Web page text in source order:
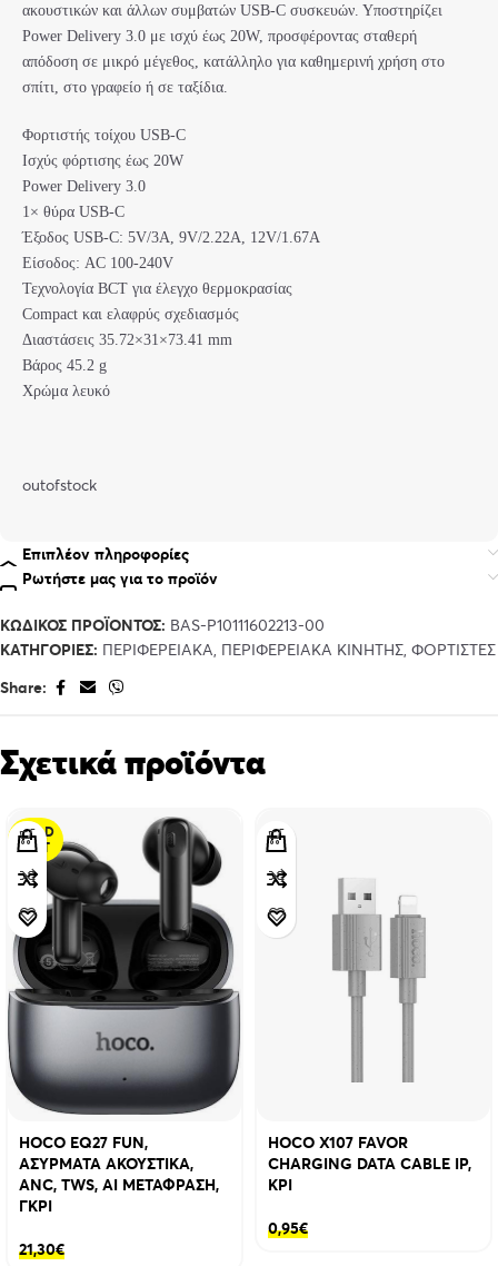
ακουστικών και άλλων συμβατών USB-C συσκευών. Υποστηρίζει
Power Delivery 3.0 με ισχύ έως 20W, προσφέροντας σταθερή
απόδοση σε μικρό μέγεθος, κατάλληλο για καθημερινή χρήση στο
σπίτι, στο γραφείο ή σε ταξίδια.
Φορτιστής τοίχου USB-C
Ισχύς φόρτισης έως 20W
Power Delivery 3.0
1× θύρα USB-C
Έξοδος USB-C: 5V/3A, 9V/2.22A, 12V/1.67A
Είσοδος: AC 100-240V
Τεχνολογία BCT για έλεγχο θερμοκρασίας
Compact και ελαφρύς σχεδιασμός
Διαστάσεις 35.72×31×73.41 mm
Βάρος 45.2 g
Χρώμα λευκό
outofstock
Επιπλέον πληροφορίες
Ρωτήστε μας για το προϊόν
ΚΩΔΙΚΌΣ ΠΡΟΪΌΝΤΟΣ: BAS-P10111602213-00
ΚΑΤΗΓΟΡΊΕΣ: ΠΕΡΙΦΕΡΕΙΑΚΑ, ΠΕΡΙΦΕΡΕΙΑΚΑ ΚΙΝΗΤΗΣ, ΦΟΡΤΙΣΤΕΣ
Share:
Σχετικά προϊόντα
SOLD
OUT
HOCO EQ27 FUN,
ΑΣΥΡΜΑΤΑ ΑΚΟΥΣΤΙΚΑ,
ANC, TWS, AI ΜΕΤΑΦΡΑΣΗ,
ΓΚΡΙ
21,30€
HOCO X107 FAVOR
CHARGING DATA CABLE IP,
ΚΡΙ
0,95€